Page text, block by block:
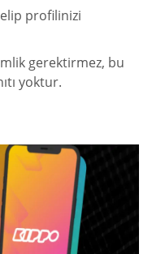
profilinizi
gerektirmez, bu
yoktur.